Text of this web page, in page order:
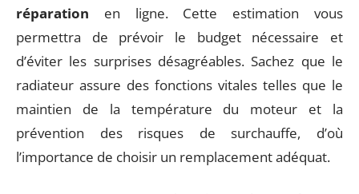
réparation en ligne. Cette estimation vous
permettra de prévoir le budget nécessaire et
d’éviter les surprises désagréables. Sachez que le
radiateur assure des fonctions vitales telles que le
maintien de la température du moteur et la
prévention des risques de surchauffe, d’où
l’importance de choisir un remplacement adéquat.